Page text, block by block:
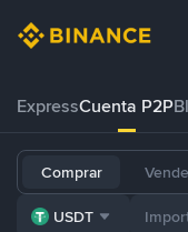
ExpressCuenta P2P
Comprar
USDT